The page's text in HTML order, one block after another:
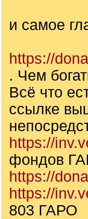
и самое
https://
. Чем
Всё что
ссылке
https://
фондов
https://
https://
803 ГАРО